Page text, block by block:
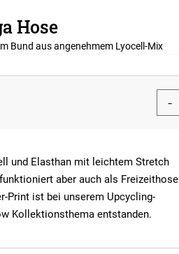
Hose
Bund aus angenehmem Lyocell-Mix
und Elasthan mit leichtem Stretch
aber auch als Freizeithose
Print ist bei unserem Upcycling-
Kollektionsthema entstanden.